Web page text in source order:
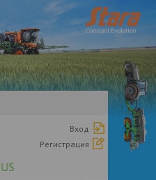
Вход
Регистрация